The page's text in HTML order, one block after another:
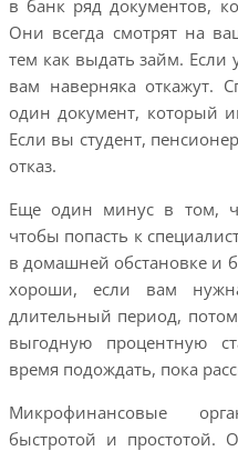
в банк ряд документов,
Они всегда смотрят на
тем как выдать займ. Если
вам наверняка откажут.
один документ, который
Если вы студент,
отказ.
Еще один минус в том,
чтобы попасть к
в домашней обстановке и
хороши, если вам
длительный период,
выгодную процентную
время подождать, пока
Микрофинансовые
быстротой и простотой.